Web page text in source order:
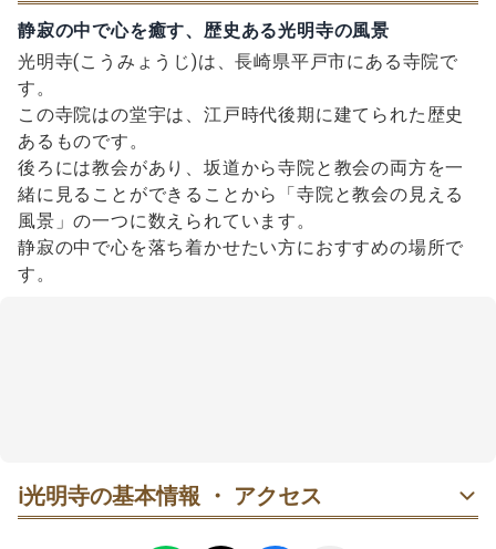
静寂の中で心を癒す、歴史ある光明寺の風景
光明寺(こうみょうじ)は、長崎県平戸市にある寺院で
す。
この寺院はの堂宇は、江戸時代後期に建てられた歴史
あるものです。
後ろには教会があり、坂道から寺院と教会の両方を一
緒に見ることができることから「寺院と教会の見える
風景」の一つに数えられています。
静寂の中で心を落ち着かせたい方におすすめの場所で
す。
ℹ️光明寺の基本情報 ・ アクセス